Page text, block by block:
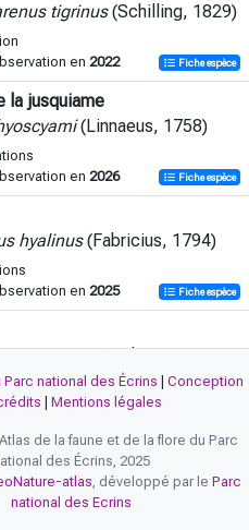
tigrinus(Schilling, 1829)
en 2022 Fiche espèce
la jusquiame
(Linnaeus, 1758)
en 2026 Fiche espèce
hyalinus(Fabricius, 1794)
en 2025 Fiche espèce
conspersus(Fieber, 1837)
en2025
maculatus(Fieber, 1837)
Parc national des Écrins
Conception
Mentions légales
de la faune et de la flore du Parc
des Écrins, 2025
atlas, développé par le Parc
national des Ecrins